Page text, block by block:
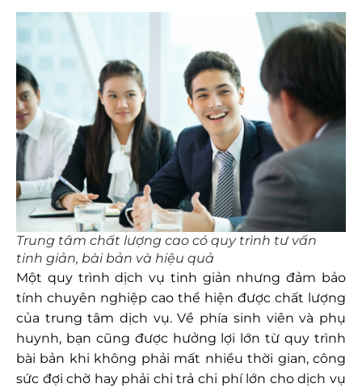
Trung tâm chất lượng cao có quy trình tư vấn
tinh giản, bài bản và hiệu quả
Một quy trình dịch vụ tinh giản nhưng đảm bảo
tính chuyên nghiệp cao thể hiện được chất lượng
của trung tâm dịch vụ. Về phía sinh viên và phụ
huynh, bạn cũng được hưởng lợi lớn từ quy trình
bài bản khi không phải mất nhiều thời gian, công
sức đợi chờ hay phải chi trả chi phí lớn cho dịch vụ